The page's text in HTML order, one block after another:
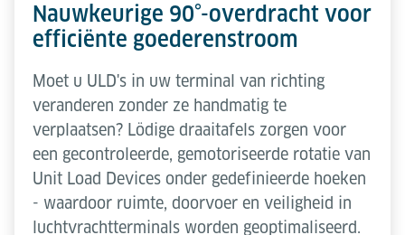
Nauwkeurige 90°-overdracht voor
efficiënte goederenstroom
Moet u ULD's in uw terminal van richting
veranderen zonder ze handmatig te
verplaatsen? Lödige draaitafels zorgen voor
een gecontroleerde, gemotoriseerde rotatie van
Unit Load Devices onder gedefinieerde hoeken
- waardoor ruimte, doorvoer en veiligheid in
luchtvrachtterminals worden geoptimaliseerd.